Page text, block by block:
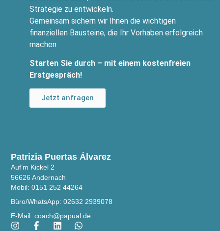
Strategie zu entwickeln.
Gemeinsam sichern wir Ihnen die wichtigen
finanziellen Bausteine, die Ihr Vorhaben erfolgreich
machen
Starten Sie durch – mit einem kostenfreien
Erstgespräch!
Jetzt anfragen
Patrizia Puertas Álvarez
Auf’m Kickel 2
56626 Andernach
Mobil: 0151 252 44264
Büro/WhatsApp: 02632 2939078
E-Mail: coach@papual.de